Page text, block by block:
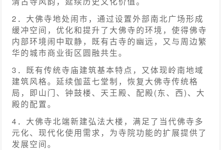
2．大佛寺地处闹市，通过设置外部南北广场形成
缓冲空间，优化和提升了大佛寺的环境，使得佛寺
内部环境闹中取静，既有古寺的幽远，又与周边繁
华的城市商业街区圆融共生。
3．既有传统寺庙建筑基本特点，又体现岭南地域
建筑风格。延续伽蓝七堂制，恢复大佛寺传统格
局，即山门、钟鼓楼、天王殿、配殿(东、西)、大
殿的配置。
4．大佛寺北端新建弘法大楼，满足了当代佛寺多
元化、现代化使用需求，为寺院功能的扩展提供了
发展空间。